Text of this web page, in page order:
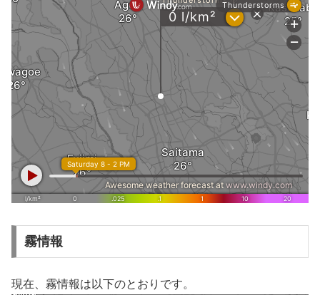
霧情報
現在、霧情報は以下のとおりです。